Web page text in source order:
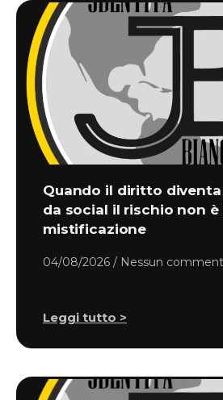
Quando il diritto
da social il rischio non è
mistificazione
04/08/2026 Nessun
Leggi tutto >